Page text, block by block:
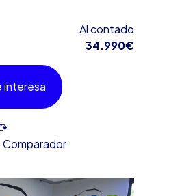
Al contado
34.990€
interesa
Comparador